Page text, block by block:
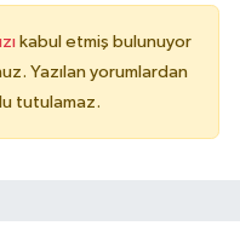
kabul etmiş bulunuyor
Yazılan yorumlardan
tutulamaz.